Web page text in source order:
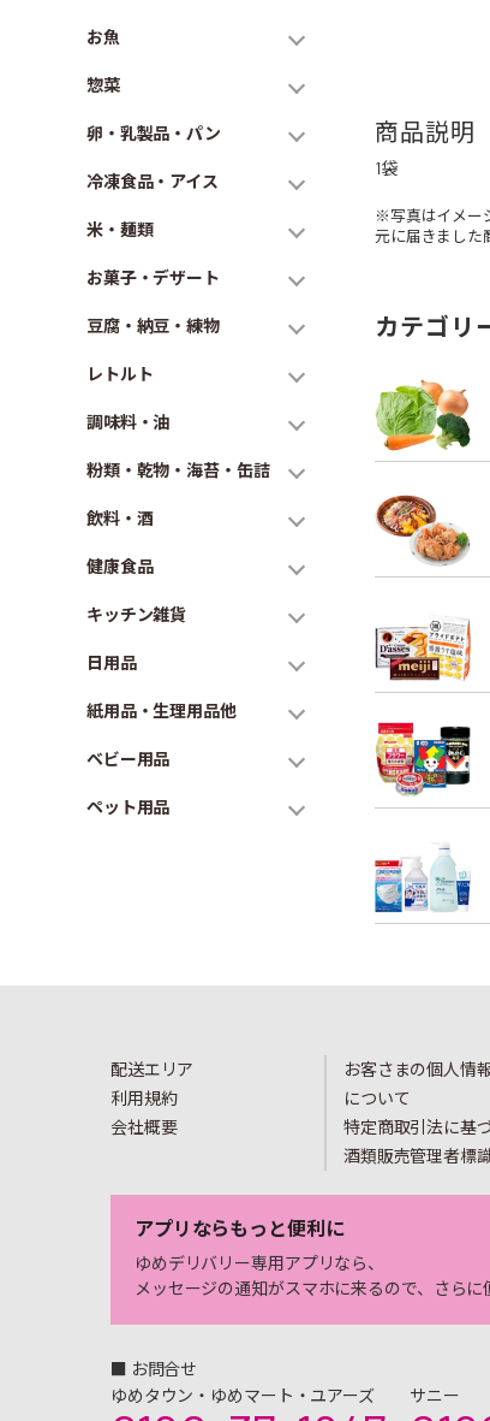
お魚
惣菜
卵・乳製品・パン
冷凍食品・アイス
米・麺類
お菓子・デザート
豆腐・納豆・練物
レトルト
調味料・油
粉類・乾物・海苔・缶詰
飲料・酒
健康食品
キッチン雑貨
日用品
紙用品・生理用品他
ベビー用品
ペット用品
商品説明
1袋
※写真はイメー
元に届きました
カテゴリ
配送エリア
利用規約
会社概要
お客さまの個人情
について
特定商取引法に基
酒類販売管理者標
アプリならもっと便利に
ゆめデリバリー専用アプリなら、
メッセージの通知がスマホに来るので、さらに
■ お問合せ
ゆめタウン・ゆめマート・ユアーズ
サニー